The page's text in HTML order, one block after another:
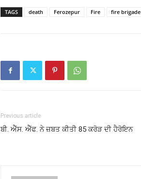
TAGS death Ferozepur Fire fire brigade
Previous article
ਬੀ. ਐੱਸ. ਐੱਫ. ਨੇ ਜ਼ਬਤ ਕੀਤੀ 85 ਕਰੋੜ ਦੀ ਹੈਰੋਇਨ